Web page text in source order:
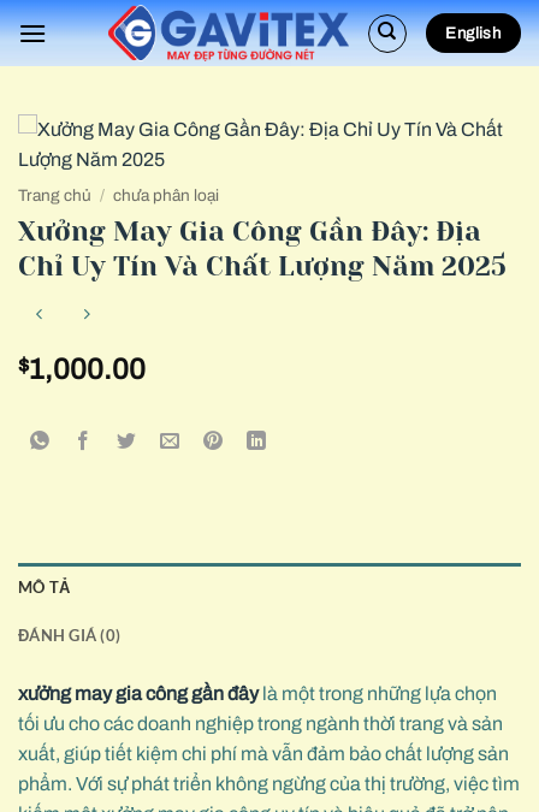
Bỏ
qua
English
Trang chủ / chưa phân loại
Xưởng May Gia Công Gần Đây: Địa
Chỉ Uy Tín Và Chất Lượng Năm 2025
$1,000.00
MÔ TẢ
ĐÁNH GIÁ (0)
xưởng may gia công gần đâylà một trong những lựa chọn
tối ưu cho các doanh nghiệp trong ngành thời trang và sản
xuất, giúp tiết kiệm chi phí mà vẫn đảm bảo chất lượng sản
phẩm. Với sự phát triển không ngừng của thị trường, việc tìm